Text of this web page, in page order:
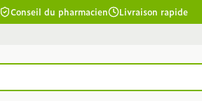
Conseil du pharmacien Livraison rapide